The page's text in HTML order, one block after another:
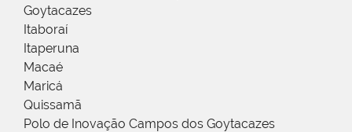
Goytacazes
Itaboraí
Itaperuna
Macaé
Maricá
Quissamã
Polo de Inovação Campos dos Goytacazes